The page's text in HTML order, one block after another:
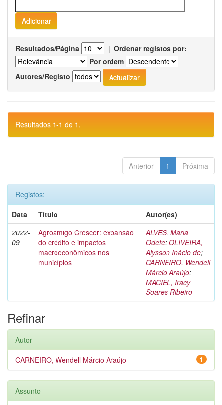
Resultados/Página | Ordenar registos por:
Por ordem
Autores/Registo
Resultados 1-1 de 1.
Anterior 1 Próxima
Registos:
Data
Título
Autor(es)
2022-
09
Agroamigo Crescer: expansão
do crédito e impactos
macroeconômicos nos
municípios
ALVES, Maria
Odete; OLIVEIRA,
Alysson Inácio de;
CARNEIRO, Wendell
Márcio Araújo;
MACIEL, Iracy
Soares Ribeiro
Refinar
Autor
1
CARNEIRO, Wendell Márcio Araújo
Assunto